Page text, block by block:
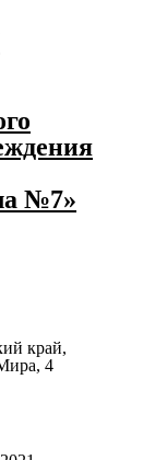
№7»
край,
4